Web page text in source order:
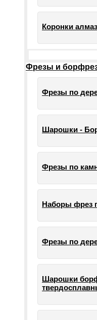
Коронки
Фрезы и
Фрезы по
Шарошки -
Фрезы по
Наборы фрез
Фрезы по
Шарошки